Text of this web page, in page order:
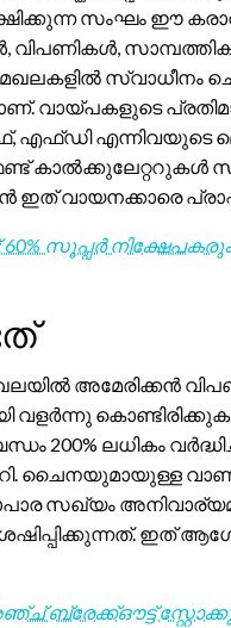
സംഘം ഈ
വിപണികൾ,
സ്വാധീനം
വായ്പകളുടെ
എഫ്ഡി
കാൽക്കുലേറ്ററുകൾ
ഇത് വായനക്കാരെ
സൂപ്പർ നിക്ഷേപകരും
അമേരിക്കൻ
വളർന്നു
200% ലധികം
ചൈനയുമായുള്ള
സഖ്യം
ഇത്
ബ്രേക്ക്ഔട്ട്